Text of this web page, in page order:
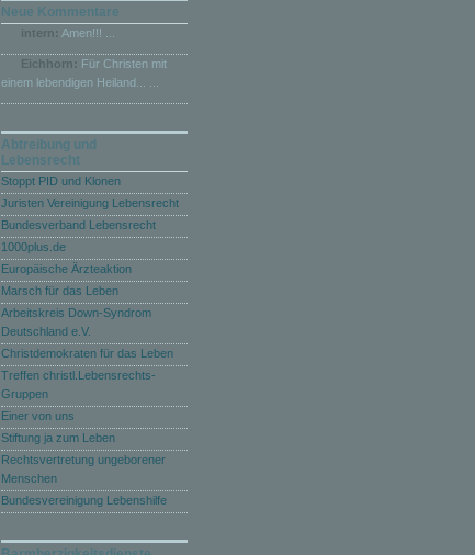
Neue Kommentare
intern: Amen!!! ...
Eichhorn: Für Christen mit
einem lebendigen Heiland... ...
Abtreibung und
Lebensrecht
Stoppt PID und Klonen
Juristen Vereinigung Lebensrecht
Bundesverband Lebensrecht
1000plus.de
Europäische Ärzteaktion
Marsch für das Leben
Arbeitskreis Down-Syndrom
Deutschland e.V.
Christdemokraten für das Leben
Treffen christl.Lebensrechts-
Gruppen
Einer von uns
Stiftung ja zum Leben
Rechtsvertretung ungeborener
Menschen
Bundesvereinigung Lebenshilfe